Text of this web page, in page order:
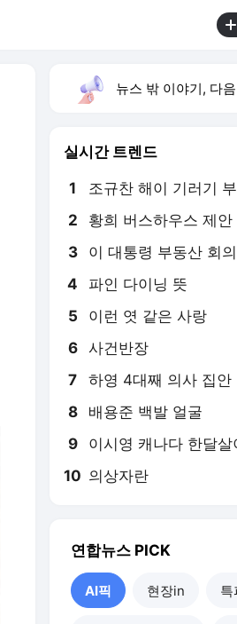
뉴스 밖 이야기, 다음 커
실시간 트렌드
1 조규찬 해이 기러기
2 황희 버스하우스 제안
3 이 대통령 부동산 회의
4 파인 다이닝 뜻
5 이런 엿 같은 사랑
6 사건반장
7 하영 4대째 의사 집안
8 배용준 백발 얼굴
9 이시영 캐나다 한달살
10 의상자란
연합뉴스 PICK
AI픽 현장in 특